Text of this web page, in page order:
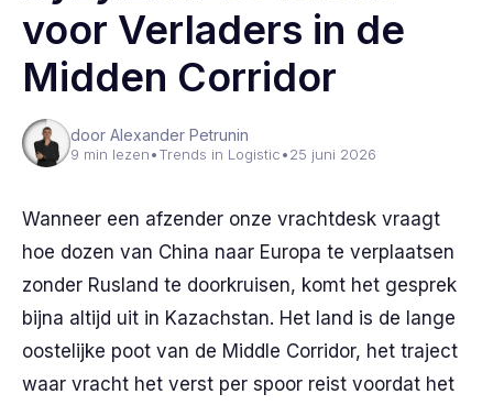
voor Verladers in de
Midden Corridor
door Alexander Petrunin
9 min lezen•Trends in Logistic•25 juni 2026
Wanneer een afzender onze vrachtdesk vraagt
hoe dozen van China naar Europa te verplaatsen
zonder Rusland te doorkruisen, komt het gesprek
bijna altijd uit in Kazachstan. Het land is de lange
oostelijke poot van de Middle Corridor, het traject
waar vracht het verst per spoor reist voordat het